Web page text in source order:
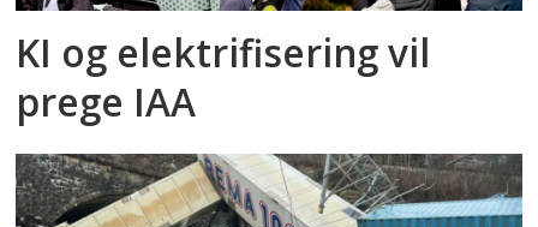
KI og elektrifisering vil
prege IAA